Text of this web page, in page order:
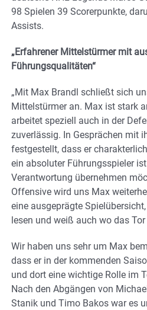
98 Spielen 39 Scorerpunkte,
Assists.
„Erfahrener Mittelstürmer mit
Führungsqualitäten“
„Mit Max Brandl schließt sich
Mittelstürmer an. Max ist stark
arbeitet speziell auch in der
zuverlässig. In Gesprächen mit
festgestellt, dass er
ein absoluter Führungsspieler
Verantwortung übernehmen
Offensive wird uns Max
eine ausgeprägte
lesen und weiß auch wo das
Wir haben uns sehr um Max
dass er in der kommenden
und dort eine wichtige Rolle im
Nach den Abgängen von
Stanik und Timo Bakos war es